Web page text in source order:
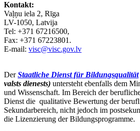
Kontakt:
Vaļņu iela 2, Rīga
LV-1050, Latvija
Tel: +371 67216500,
Fax: +371 67223801.
E-mail: visc@visc.gov.lv
DerStaatliche Dienst für Bildungsqualität
valsts dienests) untersteht ebenfalls dem
und Wissenschaft. Im Bereich der
Dienst die qualitative Bewertung der
Sekundarbereich, nicht jedoch im
die Lizenzierung der Bildungsprogramme.